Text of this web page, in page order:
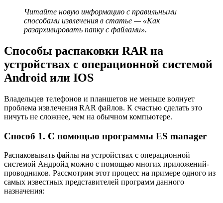
Читайте новую информацию с правильными
способами извлечения в статье — «Как
разархивировать папку с файлами».
Способы распаковки RAR на
устройствах с операционной системой
Android или IOS
Владельцев телефонов и планшетов не меньше волнует
проблема извлечения RAR файлов. К счастью сделать это
ничуть не сложнее, чем на обычном компьютере.
Способ 1. С помощью программы ES manager
Распаковывать файлы на устройствах с операционной
системой Андройд можно с помощью многих приложений-
проводников. Рассмотрим этот процесс на примере одного из
самых известных представителей программ данного
назначения: